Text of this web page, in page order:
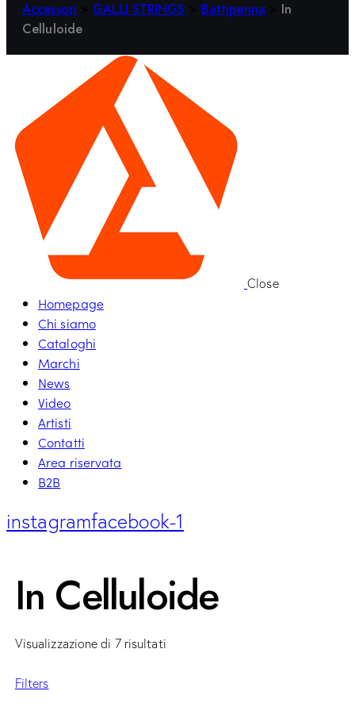
Accessori GALLI STRINGS Battipenna
In
Celluloide
Close
Homepage
Chi siamo
Cataloghi
Marchi
News
Video
Artisti
Contatti
Area riservata
B2B
instagramfacebook-1
In Celluloide
Visualizzazione di 7 risultati
Filters